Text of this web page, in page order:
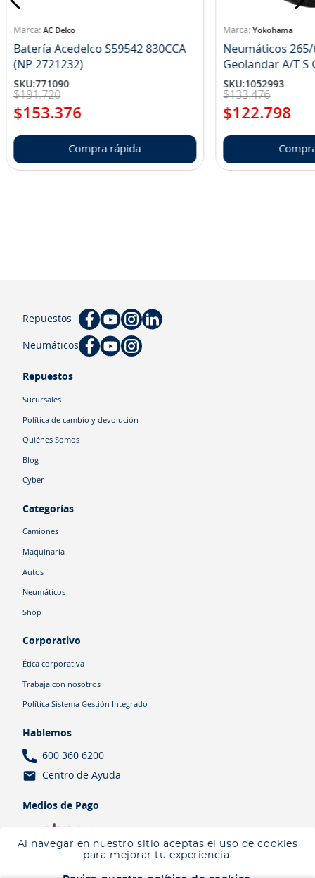
Al navegar en nuestro sitio aceptas el uso de cookies
para mejorar tu experiencia.
AC Delco
Batería Acedelco S59542 830CCA
(NP 2721232)
SKU:771090
$191.720
$153.376
Compra rápida
Yokohama
Neumáticos 265/
SKU:1052993
$133.476
$122.798
Repuestos
Neumáticos
Repuestos
Sucursales
Política de cambio y devolución
Quiénes Somos
Blog
Cyber
Categorías
Camiones
Maquinaria
Autos
Neumáticos
Shop
Corporativo
Ética corporativa
Trabaja con nosotros
Política Sistema Gestión Integrado
Hablemos
600 360 6200
Centro de Ayuda
Medios de Pago